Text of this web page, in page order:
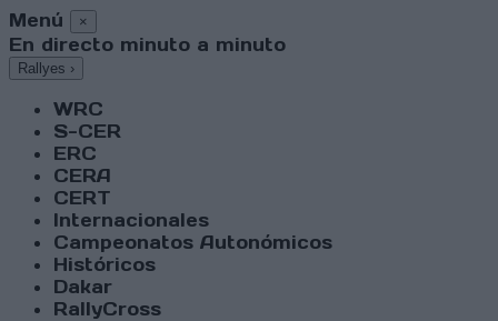
Menú ×
En directo minuto a minuto
Rallyes ›
WRC
S-CER
ERC
CERA
CERT
Internacionales
Campeonatos Autonómicos
Históricos
Dakar
RallyCross